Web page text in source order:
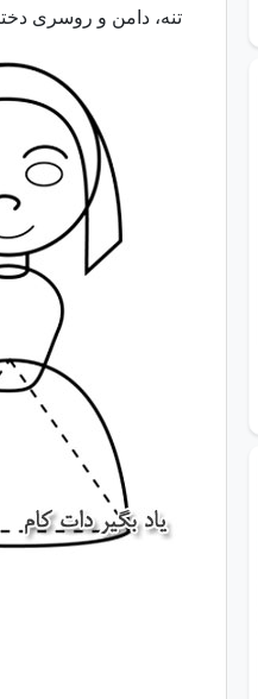
تنه، دامن و روسری